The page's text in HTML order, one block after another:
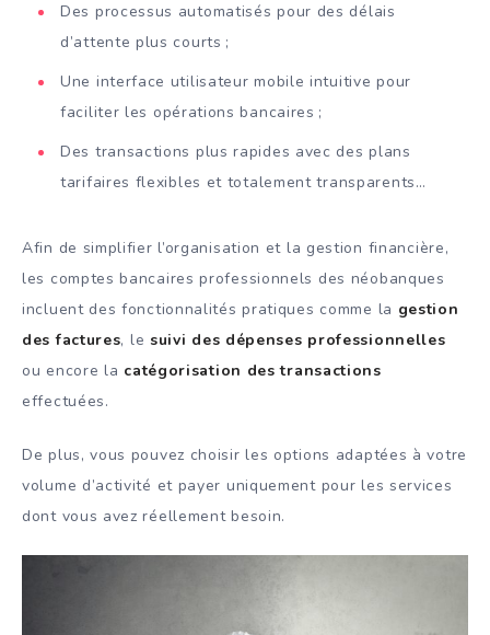
Des processus automatisés pour des délais
d’attente plus courts ;
Une interface utilisateur mobile intuitive pour
faciliter les opérations bancaires ;
Des transactions plus rapides avec des plans
tarifaires flexibles et totalement transparents…
Afin de simplifier l’organisation et la gestion financière,
les comptes bancaires professionnels des néobanques
incluent des fonctionnalités pratiques comme la gestion
des factures, le suivi des dépenses professionnelles
ou encore la catégorisation des transactions
effectuées.
De plus, vous pouvez choisir les options adaptées à votre
volume d’activité et payer uniquement pour les services
dont vous avez réellement besoin.